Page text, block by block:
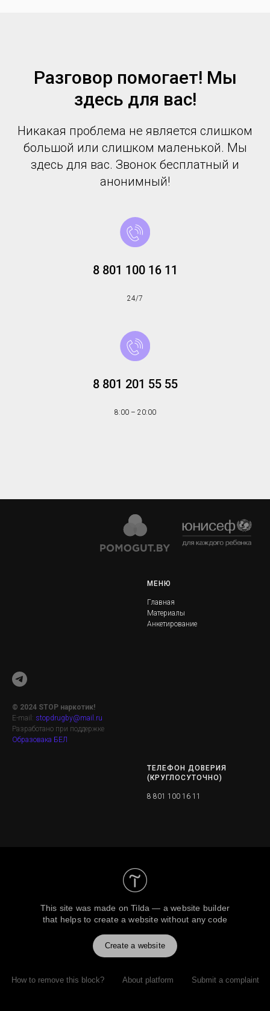
Разговор помогает! Мы
здесь для вас!
Никакая проблема не является слишком
большой или слишком маленькой. Мы
здесь для вас. Звонок бесплатный и
анонимный!
8 801 100 16 11
24/7
8 801 201 55 55
8:00 – 20:00
This site was made onTilda — a website builder